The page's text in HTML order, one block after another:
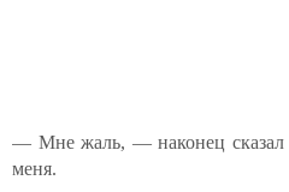
— Мне жаль, — наконец сказал
меня.